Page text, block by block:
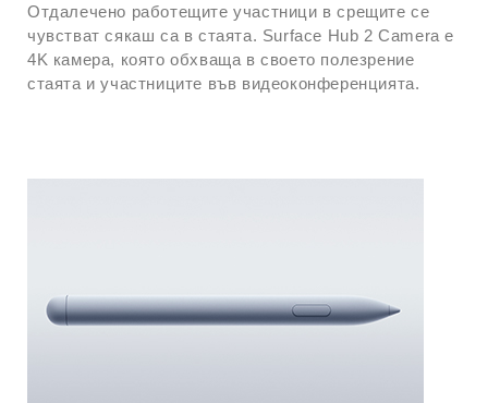
Отдалечено работещите участници в срещите се
чувстват сякаш са в стаята. Surface Hub 2 Camera е
4K камера, която обхваща в своето полезрение
стаята и участниците във видеоконференцията.